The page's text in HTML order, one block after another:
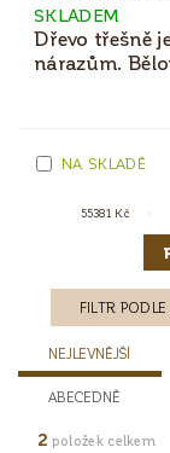
SKLADEM
Dřevo třešně
nárazům.
NA SKLADĚ
55381 Kč
FILTR
NEJLEVNĚJŠÍ
ABECEDNĚ
2 položek celkem